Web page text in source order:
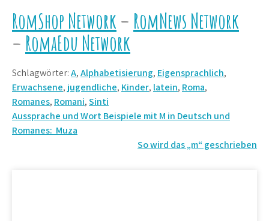
RomShop Network – RomNews Network
– RomaEdu Network
Schlagwörter:A,Alphabetisierung, Eigensprachlich,
Erwachsene, jugendliche, Kinder, latein, Roma,
Romanes, Romani,Sinti
Beitrags-
Navigation
Aussprache und Wort Beispiele mit M in Deutsch und
Romanes: Muza
So wird das „m“ geschrieben